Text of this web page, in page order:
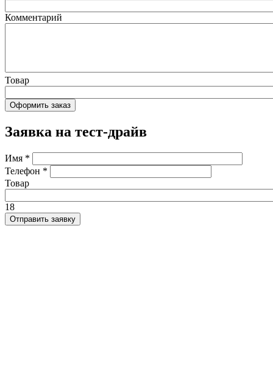
Комментарий
Товар
Заявка на тест-драйв
Имя *
Телефон *
Товар
18